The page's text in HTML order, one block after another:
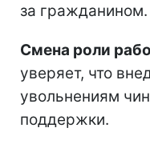
за гражданином.
Смена роли
уверяет, что
увольнениям
поддержки.